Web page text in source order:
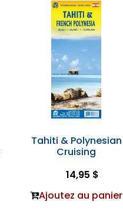
Tahiti & Polynesian
Cruising
14,95 $
Ajoutez au panier